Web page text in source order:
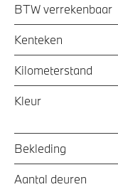
BTW verrekenbaar
Kenteken
Kilometerstand
Kleur
Bekleding
Aantal deuren